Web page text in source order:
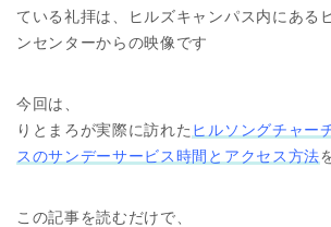
ている礼拝は、ヒルズキャンパス内にある
ンセンターからの映像です
今回は、
りとまろが実際に訪れた ヒルソングチャー
スのサンデーサービス時間とアクセス方法
この記事を読むだけで、